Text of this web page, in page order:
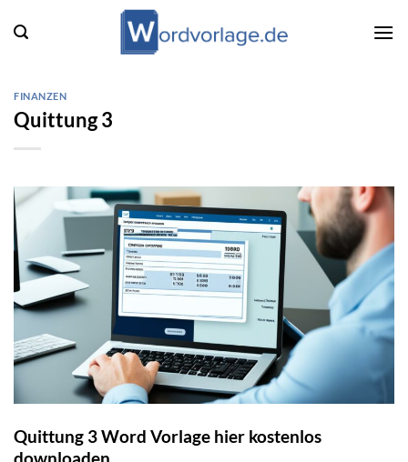
Inhalt
FINANZEN
Quittung 3
Quittung 3 Word Vorlage hier kostenlos
downloaden